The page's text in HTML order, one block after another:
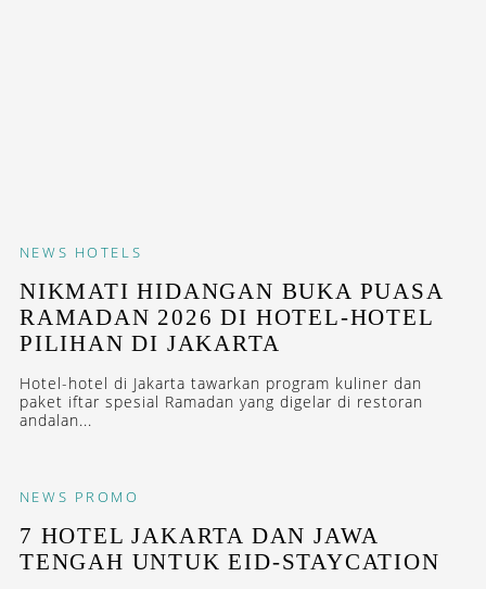
NEWS HOTELS
NIKMATI HIDANGAN BUKA PUASA
RAMADAN 2026 DI HOTEL-HOTEL
PILIHAN DI JAKARTA
Hotel-hotel di Jakarta tawarkan program kuliner dan
paket iftar spesial Ramadan yang digelar di restoran
andalan...
NEWS PROMO
7 HOTEL JAKARTA DAN JAWA
TENGAH UNTUK EID-STAYCATION